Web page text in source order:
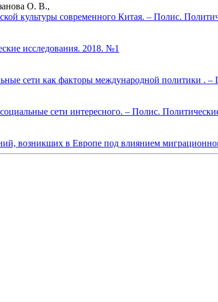
О. В.,
культуры современного Китая. – Полис.
исследования. 2018. №1
сети как факторы международной политики .
сети интересного. – Полис.
возникших в Европе под влиянием